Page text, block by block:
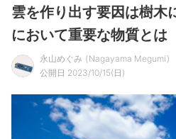
雲を作り出す要因は樹木
において重要な物質とは
永山めぐみ
Nagayama Megumi
公開日 2023/10/15(日)